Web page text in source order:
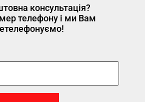
консультація?
телефону і ми Вам